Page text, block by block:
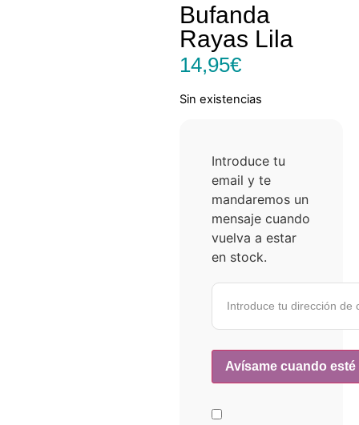
Bufanda
Rayas Lila
14,95€
Sin existencias
Introduce tu
email y te
mandaremos un
mensaje cuando
vuelva a estar
en stock.